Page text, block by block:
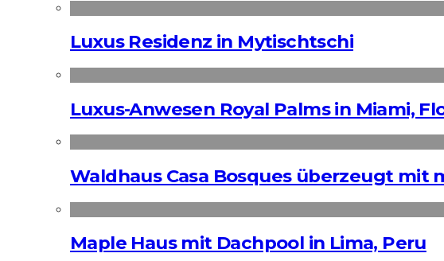
Luxus Residenz in Mytischtschi
Luxus-Anwesen Royal Palms in Miami,
Waldhaus Casa Bosques überzeugt
Maple Haus mit Dachpool in Lima, Peru